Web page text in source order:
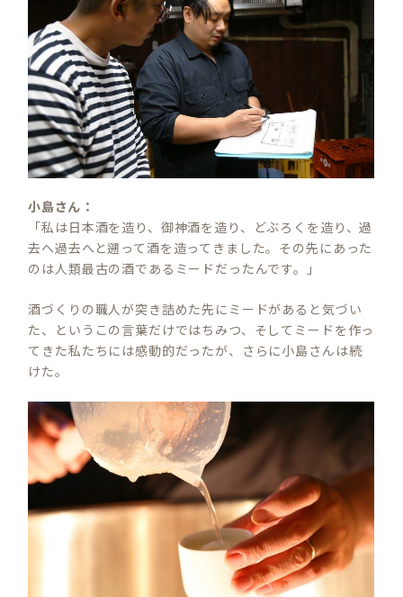
小島さん：
「私は日本酒を造り、御神酒を造り、どぶろくを造り、過
去へ過去へと遡って酒を造ってきました。その先にあった
のは人類最古の酒であるミードだったんです。」
酒づくりの職人が突き詰めた先にミードがあると気づい
た、というこの言葉だけではちみつ、そしてミードを作っ
てきた私たちには感動的だったが、さらに小島さんは続
けた。